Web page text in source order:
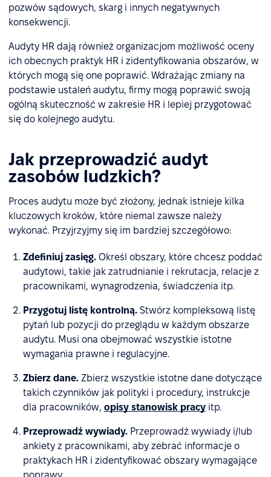
pozwów sądowych, skarg i innych negatywnych
konsekwencji.
Audyty HR dają również organizacjom możliwość oceny
ich obecnych praktyk HR i zidentyfikowania obszarów, w
których mogą się one poprawić. Wdrażając zmiany na
podstawie ustaleń audytu, firmy mogą poprawić swoją
ogólną skuteczność w zakresie HR i lepiej przygotować
się do kolejnego audytu.
Jak przeprowadzić audyt
zasobów ludzkich?
Proces audytu może być złożony, jednak istnieje kilka
kluczowych kroków, które niemal zawsze należy
wykonać. Przyjrzyjmy się im bardziej szczegółowo:
Zdefiniuj zasięg. Określ obszary, które chcesz poddać
audytowi, takie jak zatrudnianie i rekrutacja, relacje z
pracownikami, wynagrodzenia, świadczenia itp.
Przygotuj listę kontrolną. Stwórz kompleksową listę
pytań lub pozycji do przeglądu w każdym obszarze
audytu. Musi ona obejmować wszystkie istotne
wymagania prawne i regulacyjne.
Zbierz dane. Zbierz wszystkie istotne dane dotyczące
takich czynników jak polityki i procedury, instrukcje
dla pracowników, opisy stanowisk pracy itp.
Przeprowadź wywiady. Przeprowadź wywiady i/lub
ankiety z pracownikami, aby zebrać informacje o
praktykach HR i zidentyfikować obszary wymagające
poprawy.